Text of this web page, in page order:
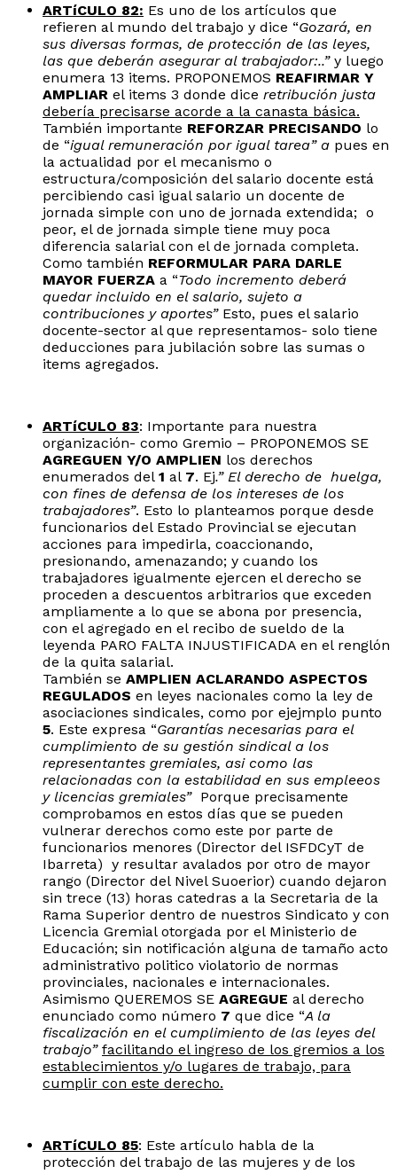
ARTíCULO 82: Es uno de los artículos que
refieren al mundo del trabajo y dice “Gozará, en
sus diversas formas, de protección de las leyes,
las que deberán asegurar al trabajador:..” y luego
enumera 13 items. PROPONEMOS REAFIRMAR Y
AMPLIAR el items 3 donde dice retribución justa
debería precisarse acorde a la canasta básica.
También importante REFORZAR PRECISANDO lo
de “igual remuneración por igual tarea” a pues en
la actualidad por el mecanismo o
estructura/composición del salario docente está
percibiendo casi igual salario un docente de
jornada simple con uno de jornada extendida; o
peor, el de jornada simple tiene muy poca
diferencia salarial con el de jornada completa.
Como también REFORMULAR PARA DARLE
MAYOR FUERZA a “Todo incremento deberá
quedar incluido en el salario, sujeto a
contribuciones y aportes” Esto, pues el salario
docente-sector al que representamos- solo tiene
deducciones para jubilación sobre las sumas o
items agregados.
ARTíCULO 83: Importante para nuestra
organización- como Gremio – PROPONEMOS SE
AGREGUEN Y/O AMPLIEN los derechos
enumerados del 1 al 7. Ej.” El derecho de huelga,
con fines de defensa de los intereses de los
trabajadores”. Esto lo planteamos porque desde
funcionarios del Estado Provincial se ejecutan
acciones para impedirla, coaccionando,
presionando, amenazando; y cuando los
trabajadores igualmente ejercen el derecho se
proceden a descuentos arbitrarios que exceden
ampliamente a lo que se abona por presencia,
con el agregado en el recibo de sueldo de la
leyenda PARO FALTA INJUSTIFICADA en el renglón
de la quita salarial.
También se AMPLIEN ACLARANDO ASPECTOS
REGULADOS en leyes nacionales como la ley de
asociaciones sindicales, como por ejejmplo punto
5. Este expresa “Garantías necesarias para el
cumplimiento de su gestión sindical a los
representantes gremiales, asi como las
relacionadas con la estabilidad en sus empleeos
y licencias gremiales” Porque precisamente
comprobamos en estos días que se pueden
vulnerar derechos como este por parte de
funcionarios menores (Director del ISFDCyT de
Ibarreta) y resultar avalados por otro de mayor
rango (Director del Nivel Suoerior) cuando dejaron
sin trece (13) horas catedras a la Secretaria de la
Rama Superior dentro de nuestros Sindicato y con
Licencia Gremial otorgada por el Ministerio de
Educación; sin notificación alguna de tamaño acto
administrativo politico violatorio de normas
provinciales, nacionales e internacionales.
Asimismo QUEREMOS SE AGREGUE al derecho
enunciado como número 7 que dice “A la
fiscalización en el cumplimiento de las leyes del
trabajo” facilitando el ingreso de los gremios a los
establecimientos y/o lugares de trabajo, para
cumplir con este derecho.
ARTíCULO 85: Este artículo habla de la
protección del trabajo de las mujeres y de los